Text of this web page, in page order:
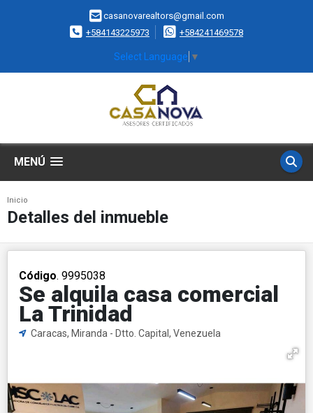
casanovarealtors@gmail.com
+584143225973
+584241469578
Select Language ▼
MENÚ
Inicio
Detalles del inmueble
Código. 9995038
Se alquila casa comercial
La Trinidad
Caracas, Miranda - Dtto. Capital, Venezuela